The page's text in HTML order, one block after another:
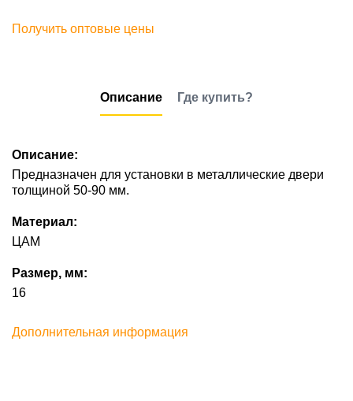
Получить оптовые цены
Описание Где купить?
Описание:
Предназначен для установки в металлические двери
толщиной 50-90 мм.
Материал:
ЦАМ
Размер, мм:
16
Дополнительная информация